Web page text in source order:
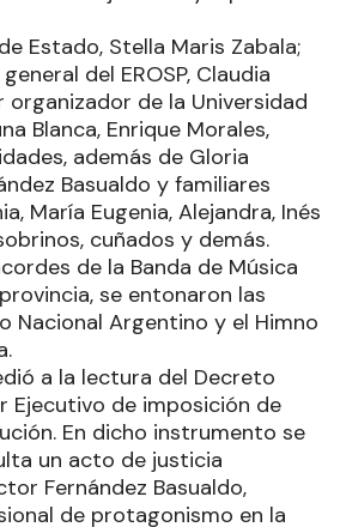
Estado, Stella Maris Zabala;
del EROSP, Claudia
organizador de la Universidad
Blanca, Enrique Morales,
además de Gloria
Basualdo y familiares
María Eugenia, Alejandra, Inés
cuñados y demás.
de la Banda de Música
se entonaron las
Nacional Argentino y el Himno
a la lectura del Decreto
Ejecutivo de imposición de
En dicho instrumento se
un acto de justicia
Fernández Basualdo,
de protagonismo en la